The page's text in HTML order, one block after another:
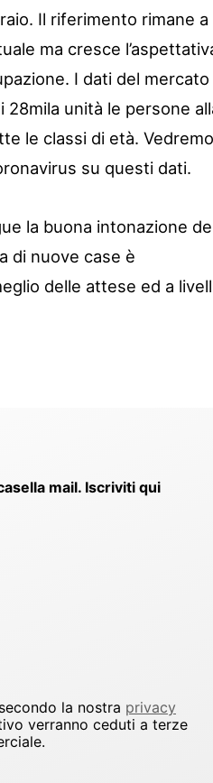
Il riferimento rimane a
ma cresce
I dati del mercato
28mila unità le persone
le classi di età. Vedremo
su questi dati.
la buona intonazione
di nuove case è
delle attese ed a
mail. Iscriviti qui
la nostra privacy
verranno ceduti a terze